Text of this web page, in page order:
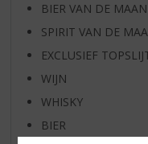
BIER VAN DE
SPIRIT VAN DE
EXCLUSIEF
WIJN
WHISKY
BIER